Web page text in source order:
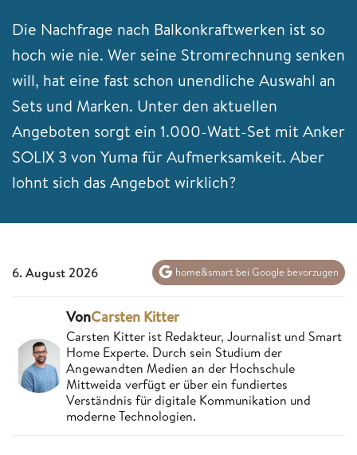
Die Nachfrage nach Balkonkraftwerken ist so
hoch wie nie. Wer seine Stromrechnung senken
will, hat eine fast schon unendliche Auswahl an
Sets und Marken. Unter den aktuellen
Angeboten sorgt ein 1.000-Watt-Set mit Anker
SOLIX 3 von Yuma für Aufmerksamkeit. Aber
lohnt sich das Angebot wirklich?
6. August 2026 home&smart bei Google bevorzugen
VonCarsten Kitter
Carsten Kitter ist Redakteur, Journalist und Smart
Home Experte. Durch sein Studium der
Angewandten Medien an der Hochschule
Mittweida verfügt er über ein fundiertes
Verständnis für digitale Kommunikation und
moderne Technologien.